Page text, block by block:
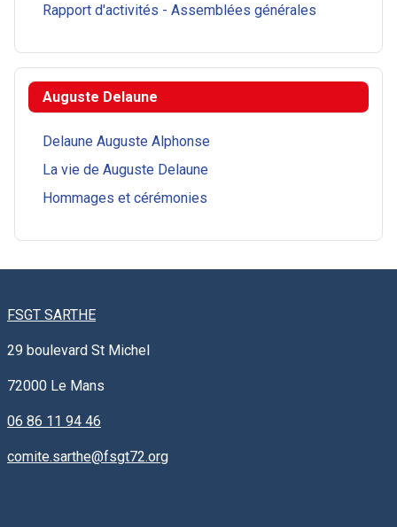
Rapport d'activités - Assemblées générales
Auguste Delaune
Delaune Auguste Alphonse
La vie de Auguste Delaune
Hommages et cérémonies
FSGT SARTHE
29 boulevard St Michel
72000 Le Mans
06 86 11 94 46
comite.sarthe@fsgt72.org